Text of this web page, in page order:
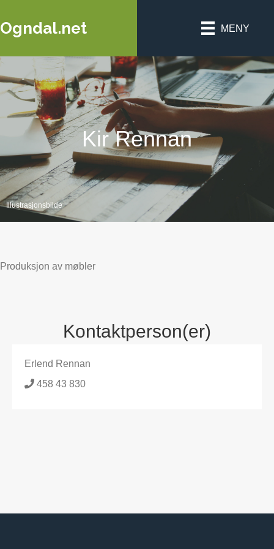
Ogndal.net MENY
Kir Rennan
Illustrasjonsbilde
Produksjon av møbler
Kontaktperson(er)
Erlend Rennan
458 43 830